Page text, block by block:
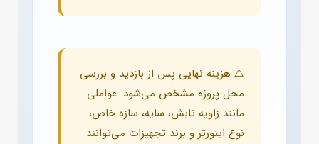
⚠️ هزینه نهایی پس از بازدید و بررسی
محل پروژه مشخص می‌شود. عواملی
مانند زاویه تابش، سایه، سازه خاص،
نوع اینورتر و برند تجهیزات می‌توانند